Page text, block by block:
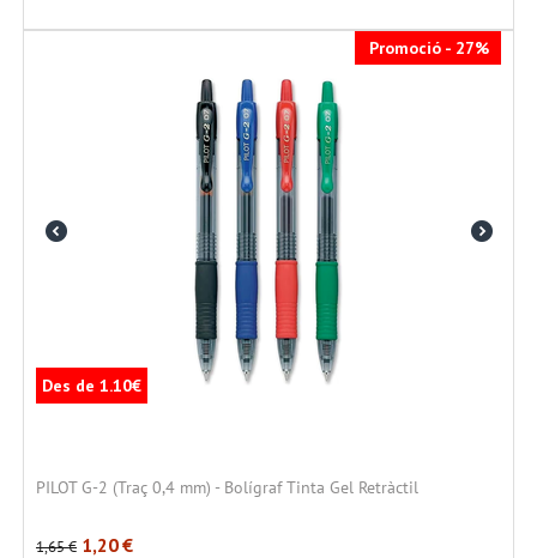
Promoció - 27%
Des de 1.10€
PILOT G-2 (Traç 0,4 mm) - Bolígraf Tinta Gel Retràctil
1,65€ 1,20€